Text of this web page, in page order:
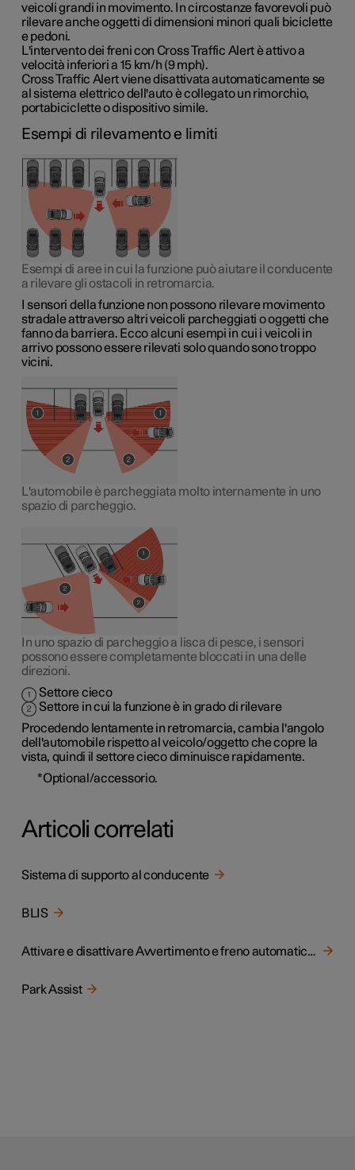
veicoli grandi in movimento. In circostanze favorevoli può
rilevare anche oggetti di dimensioni minori quali biciclette
e pedoni.
L'intervento dei freni con Cross Traffic Alert è attivo a
velocità inferiori a 15 km/h (9 mph).
Cross Traffic Alert viene disattivata automaticamente se
al sistema elettrico dell'auto è collegato un rimorchio,
portabiciclette o dispositivo simile.
Esempi di rilevamento e limiti
Esempi di aree in cui la funzione può aiutare il conducente
a rilevare gli ostacoli in retromarcia.
I sensori della funzione non possono rilevare movimento
stradale attraverso altri veicoli parcheggiati o oggetti che
fanno da barriera. Ecco alcuni esempi in cui i veicoli in
arrivo possono essere rilevati solo quando sono troppo
vicini.
L'automobile è parcheggiata molto internamente in uno
spazio di parcheggio.
In uno spazio di parcheggio a lisca di pesce, i sensori
possono essere completamente bloccati in una delle
direzioni.
Settore cieco
Settore in cui la funzione è in grado di rilevare
Procedendo lentamente in retromarcia, cambia l'angolo
dell'automobile rispetto al veicolo/oggetto che copre la
vista, quindi il settore cieco diminuisce rapidamente.
*Optional/accessorio.
Articoli correlati
Sistema di supporto al conducente
BLIS
Attivare e disattivare Avvertimento e freno automatico in retromarcia
Park Assist